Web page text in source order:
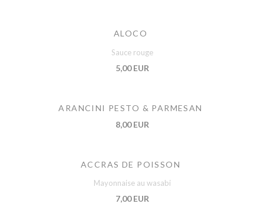
ALOCO
Sauce rouge
5,00 EUR
ARANCINI PESTO & PARMESAN
8,00 EUR
ACCRAS DE POISSON
Mayonnaise au wasabi
7,00 EUR